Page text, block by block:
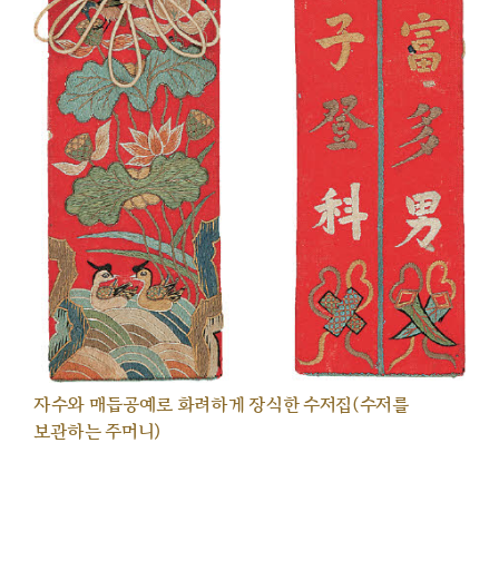
자수와 매듭공예로 화려하게 장식한 수저집(수저를
보관하는 주머니)